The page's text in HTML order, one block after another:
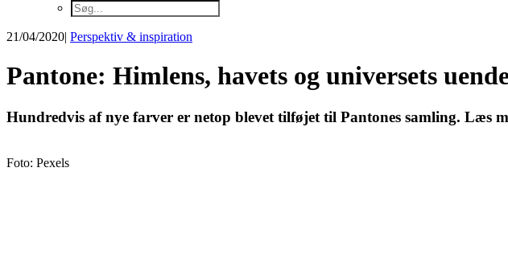
21/04/2020| Perspektiv & inspiration
Pantone: Himlens, havets og universets
Hundredvis af nye farver er netop blevet tilføjet til Pantones samling. Læs
Foto: Pexels